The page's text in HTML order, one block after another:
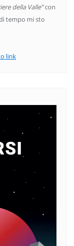
della Valle”con
tempo mi sto
link